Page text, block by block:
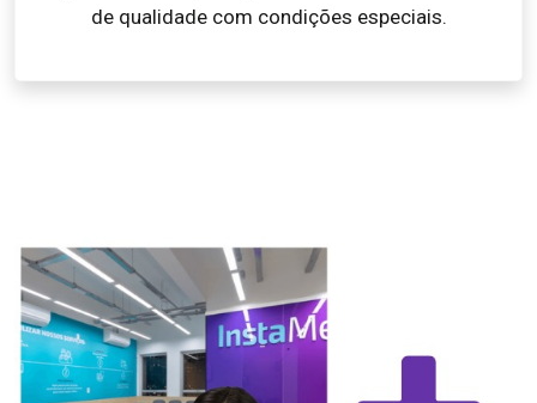
de qualidade com condições especiais.